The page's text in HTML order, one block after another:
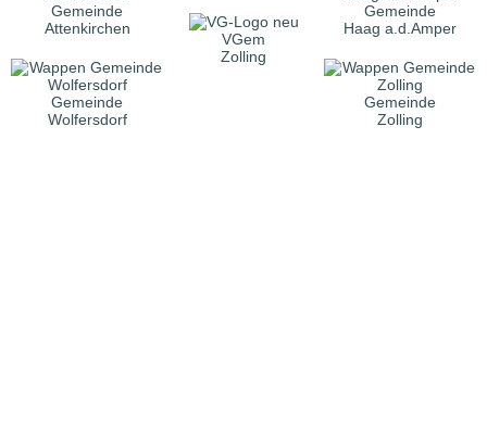
Gemeinde
Attenkirchen
VGem
Zolling
Gemeinde
Haag a.d.Amper
Gemeinde
Wolfersdorf
Gemeinde
Zolling